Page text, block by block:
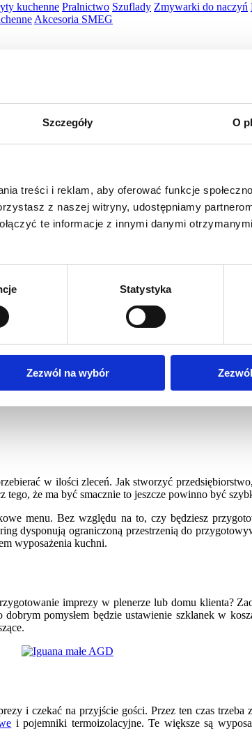
Szczegóły O
treści i reklam, aby oferować funkcje
z naszej witryny, udostępniamy
te informacje z innymi danymi
Statystyka
Zezwól na wybór
kuchenne Pralnictwo Szuflady Zmywarki do naczyń
Akcesoria SMEG
Wyciskarki WMF Roboty
Młynki do kawy WMF
Spieniacze do mleka WMF Płyty snack master WMF
czyli
w ilości zleceń. Jak stworzyć
dań. Bo oprócz tego, że ma być smacznie to
w ilości zleceń. Jak stworzyć
że ma być smacznie to jeszcze powinno być
menu. Bez względu na to, czy będziesz
dysponują ograniczoną przestrzenią do
wyposażenia kuchni.
imprezy w plenerze lub domu klienta?
pomysłem będzie ustawienie szklanek w
i czekać na przyjście gości. Przez ten czas
i pojemniki termoizolacyjne. Te większe są